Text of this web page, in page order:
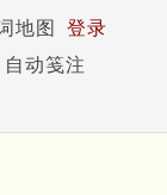
地图
登录
自动笺注